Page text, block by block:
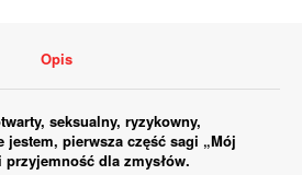
Opis
seksualny, ryzykowny,
pierwsza część sagi „Mój
dla zmysłów.